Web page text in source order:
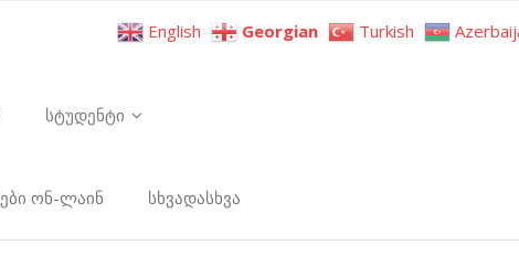
სტუდენტი
ონ-ლაინ სხვადასხვა
English Georgian Turkish